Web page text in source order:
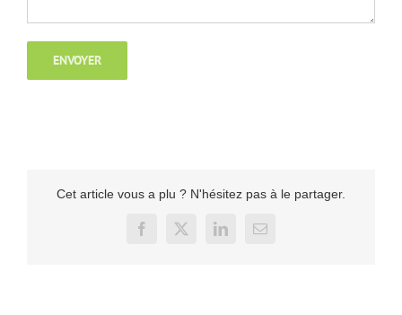
Cet article vous a plu ? N'hésitez pas à le partager.
Facebook
X LinkedInEmail